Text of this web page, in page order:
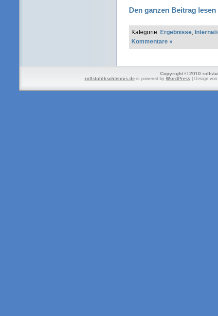
Den ganzen Beitrag lesen
Kategorie: Ergebnisse
Kommentare »
Copyright © 2010
rollstuhltischtennis.deis powered by WordPress| Design von